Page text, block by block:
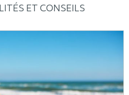
ET CONSEILS